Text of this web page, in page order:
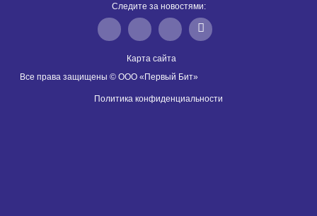
Следите за новостями:
Карта сайта
Все права защищены © ООО «Первый Бит»
Политика конфиденциальности